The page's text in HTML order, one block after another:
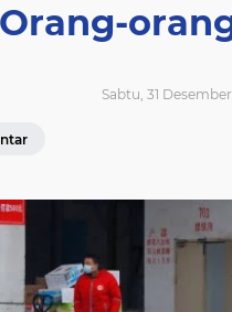
Orang-
Sabtu, 31